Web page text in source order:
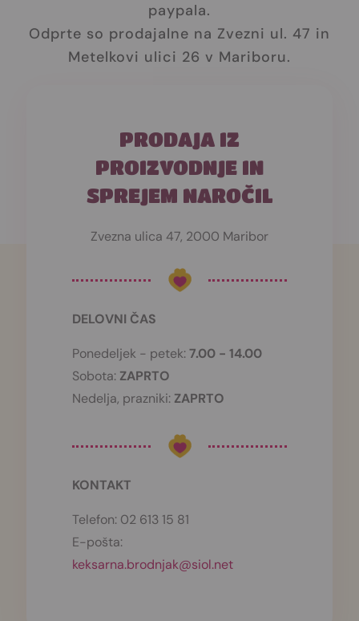
paypala.
Odprte so prodajalne na Zvezni ul. 47 in
Metelkovi ulici 26 v Mariboru.
PRODAJA IZ
PROIZVODNJE IN
SPREJEM NAROČIL
Zvezna ulica 47, 2000 Maribor
DELOVNI ČAS
Ponedeljek - petek:7.00 - 14.00
Sobota: ZAPRTO
Nedelja, prazniki: ZAPRTO
KONTAKT
Telefon: 02 613 15 81
E-pošta:
keksarna.brodnjak@siol.net